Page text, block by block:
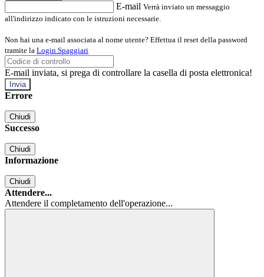
E-mail Verrà inviato un messaggio
all'indirizzo indicato con le istruzioni necessarie.
Non hai una e-mail associata al nome utente? Effettua il reset della password
tramite la Login Spaggiari
E-mail inviata, si prega di controllare la casella di posta elettronica!
Errore
Chiudi
Successo
Chiudi
Informazione
Chiudi
Attendere...
Attendere il completamento dell'operazione...